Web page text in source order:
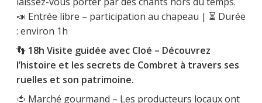
📣 Entrée libre – participation au chapeau | ⏳ Durée
: environ 1h
👣 18h Visite guidée avec Cloé – Découvrez
l’histoire et les secrets de Combret à travers ses
ruelles et son patrimoine.
🍅 Marché gourmand – Les producteurs locaux ont